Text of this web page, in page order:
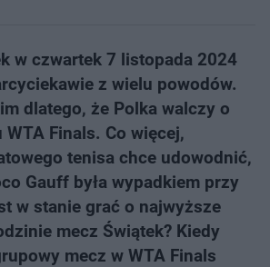
w czwartek 7 listopada 2024
z wielu powodów.
dlatego, że Polka walczy o
WTA Finals. Co więcej,
tenisa chce udowodnić,
Gauff była wypadkiem przy
w stanie grać o najwyższe
mecz Świątek? Kiedy
mecz w WTA Finals